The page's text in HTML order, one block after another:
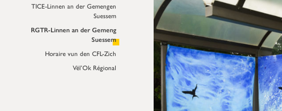
TICE-Linnen an der Gemengen
Suessem
RGTR-Linnen an der Gemeng
Suessem
Horaire vun den CFL-Zich
Vël’Ok Régional